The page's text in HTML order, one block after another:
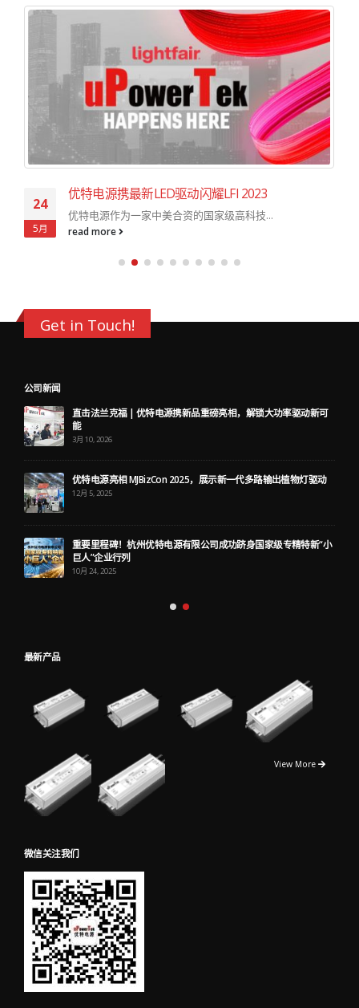
24
5月
优特电源携最新LED驱动闪耀LFI 2023
优特电源作为一家中美合资的国家级高科技...
read more
Get in Touch!
公司新闻
直击法兰克福 | 优特电源携新品重磅亮相，解锁大功率驱动新可
能
3月 10, 2026
优特电源亮相 MJBizCon 2025，展示新一代多路输出植物灯驱动
12月 5, 2025
重要里程碑！杭州优特电源有限公司成功跻身国家级专精特新“小
巨人”企业行列
10月 24, 2025
最新产品
View More
微信关注我们